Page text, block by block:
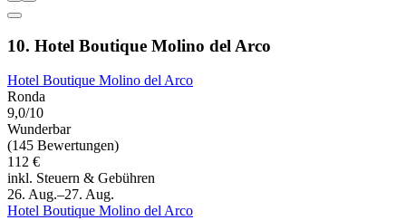
10. Hotel Boutique Molino del Arco
Hotel Boutique Molino del Arco
Ronda
9,0/10
Wunderbar
(145 Bewertungen)
112 €
inkl. Steuern & Gebühren
26. Aug.–27. Aug.
Hotel Boutique Molino del Arco